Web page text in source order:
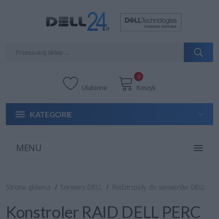
Ulubione Koszyk
0
KATEGORIE
MENU
Strona główna Serwery DELL Podzespoły do serwerów DELL
Konstroler RAID DELL PERC